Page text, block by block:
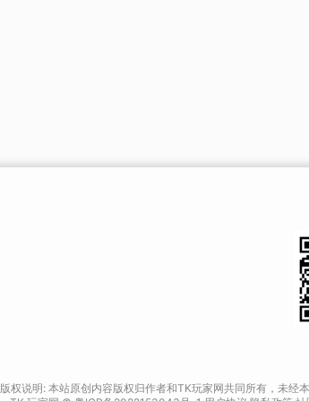
版权说明: 本站原创内容版权归作者和TK玩家网共同所有，未经